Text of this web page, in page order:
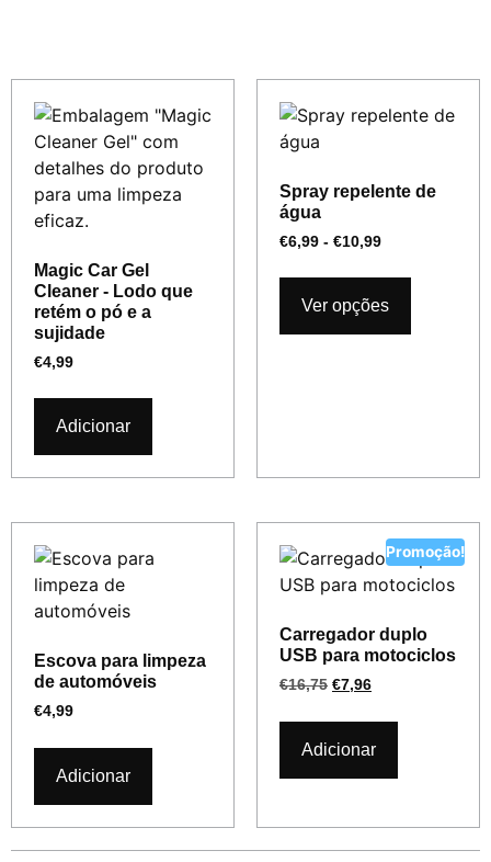
Magic Car Gel
Cleaner - Lodo que
retém o pó e a
sujidade
€4,99
Adicionar
Spray repelente de
água
€6,99 - €10,99
Ver opções
Escova para limpeza
de automóveis
€4,99
Adicionar
Promoção!
Carregador duplo
USB para motociclos
€16,75 €7,96
Adicionar